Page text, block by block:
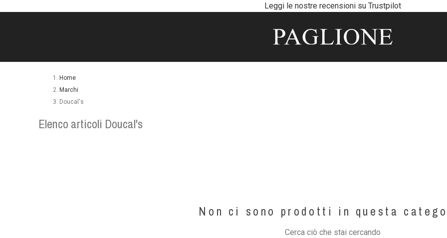
Leggi le nostre recensioni su Trustpilot
Home
Marchi
Doucal's
Elenco articoli Doucal's
Non ci sono prodotti in questa
Cerca ciò che stai cercando